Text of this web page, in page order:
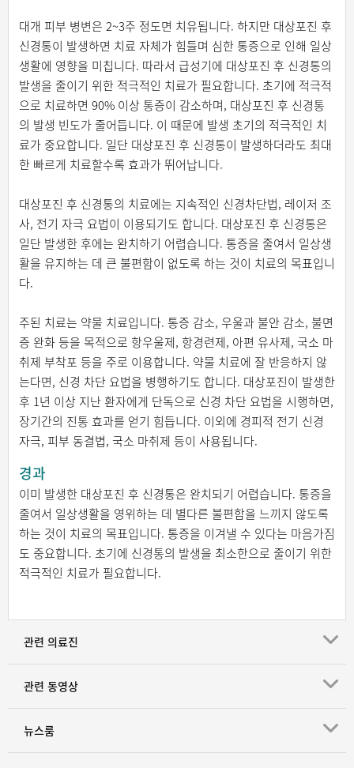
대개 피부 병변은 2~3주 정도면 치유됩니다. 하지만 대상포진 후
신경통이 발생하면 치료 자체가 힘들며 심한 통증으로 인해 일상
생활에 영향을 미칩니다. 따라서 급성기에 대상포진 후 신경통의
발생을 줄이기 위한 적극적인 치료가 필요합니다. 초기에 적극적
으로 치료하면 90% 이상 통증이 감소하며, 대상포진 후 신경통
의 발생 빈도가 줄어듭니다. 이 때문에 발생 초기의 적극적인 치
료가 중요합니다. 일단 대상포진 후 신경통이 발생하더라도 최대
한 빠르게 치료할수록 효과가 뛰어납니다.
대상포진 후 신경통의 치료에는 지속적인 신경차단법, 레이저 조
사, 전기 자극 요법이 이용되기도 합니다. 대상포진 후 신경통은
일단 발생한 후에는 완치하기 어렵습니다. 통증을 줄여서 일상생
활을 유지하는 데 큰 불편함이 없도록 하는 것이 치료의 목표입니
다.
주된 치료는 약물 치료입니다. 통증 감소, 우울과 불안 감소, 불면
증 완화 등을 목적으로 항우울제, 항경련제, 아편 유사제, 국소 마
취제 부착포 등을 주로 이용합니다. 약물 치료에 잘 반응하지 않
는다면, 신경 차단 요법을 병행하기도 합니다. 대상포진이 발생한
후 1년 이상 지난 환자에게 단독으로 신경 차단 요법을 시행하면,
장기간의 진통 효과를 얻기 힘듭니다. 이외에 경피적 전기 신경
자극, 피부 동결볍, 국소 마취제 등이 사용됩니다.
경과
이미 발생한 대상포진 후 신경통은 완치되기 어렵습니다. 통증을
줄여서 일상생활을 영위하는 데 별다른 불편함을 느끼지 않도록
하는 것이 치료의 목표입니다. 통증을 이겨낼 수 있다는 마음가짐
도 중요합니다. 초기에 신경통의 발생을 최소한으로 줄이기 위한
적극적인 치료가 필요합니다.
관련 의료진
관련 동영상
뉴스룸